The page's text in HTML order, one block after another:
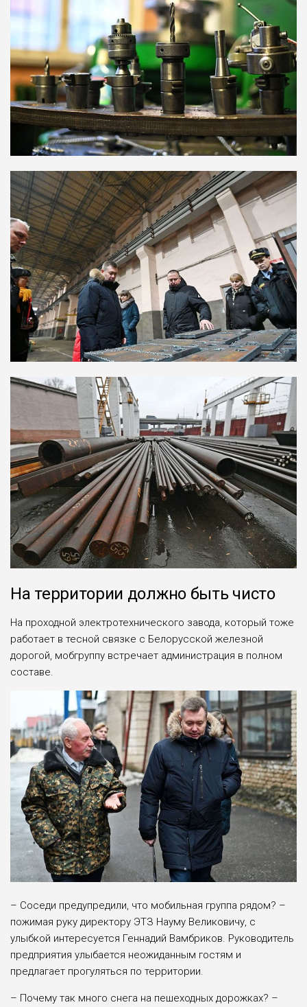
На территории должно быть чисто
На проходной электротехнического завода, который тоже
работает в тесной связке с Белорусской железной
дорогой, мобгруппу встречает администрация в полном
составе.
– Соседи предупредили, что мобильная группа рядом? –
пожимая руку директору ЭТЗ Науму Великовичу, с
улыбкой интересуется Геннадий Вамбриков. Руководитель
предприятия улыбается неожиданным гостям и
предлагает прогуляться по территории.
– Почему так много снега на пешеходных дорожках? –